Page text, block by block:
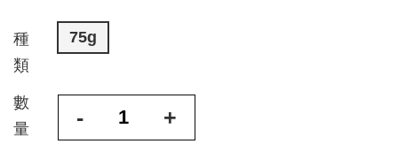
種
類
75g
數
量
- +